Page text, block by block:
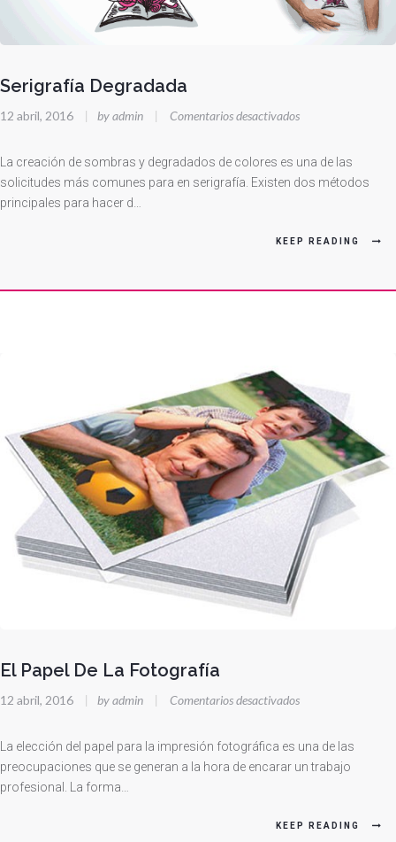
Serigrafía Degradada
12 abril, 2016 | by admin | Comentarios desactivadosen
Degradada
La creación de sombras y degradados de colores es una de las
solicitudes más comunes para en serigrafía. Existen dos métodos
principales para hacer d…
KEEP READING
El Papel De La Fotografía
12 abril, 2016 | by admin | Comentarios desactivadosen
Papel
De
La elección del papel para la impresión fotográfica es una de las
preocupaciones que se generan a la hora de encarar un trabajo
profesional. La forma…
KEEP READING